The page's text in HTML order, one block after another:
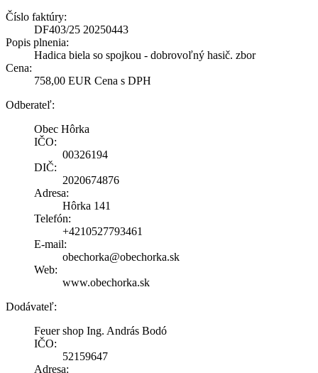
Číslo faktúry:
DF403/25 20250443
Popis plnenia:
Hadica biela so spojkou - dobrovoľný hasič. zbor
Cena:
758,00 EUR Cena s DPH
Odberateľ:
Obec Hôrka
IČO:
00326194
DIČ:
2020674876
Adresa:
Hôrka 141
Telefón:
+4210527793461
E-mail:
obechorka@obechorka.sk
Web:
www.obechorka.sk
Dodávateľ:
Feuer shop Ing. András Bodó
IČO:
52159647
Adresa: